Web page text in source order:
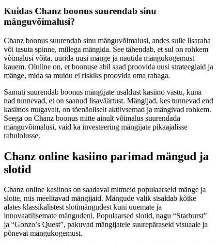
Kuidas Chanz boonus suurendab sinu
mänguvõimalusi?
Chanz boonus suurendab sinu mänguvõimalusi, andes sulle lisaraha
või tasuta spinne, millega mängida. See tähendab, et sul on rohkem
võimalusi võita, uurida uusi mänge ja nautida mängukogemust
kauem. Oluline on, et boonuse abil saad proovida uusi strateegiaid ja
mänge, mida sa muidu ei riskiks proovida oma rahaga.
Samuti suurendab boonus mängijate usaldust kasiino vastu, kuna
nad tunnevad, et on saanud lisaväärtust. Mängijad, kes tunnevad end
kasiinos mugavalt, on tõenäoliselt aktiivsemad ja mängivad rohkem.
Seega on Chanz boonus mitte ainult võimalus suurendada
mänguvõimalusi, vaid ka investeering mängijate pikaajalisse
rahulolusse.
Chanz online kasiino parimad mängud ja
slotid
Chanz online kasiinos on saadaval mitmeid populaarseid mänge ja
slotte, mis meelitavad mängijaid. Mängude valik sisaldab kõike
alates klassikalistest slotimängudest kuni uuemate ja
innovaatilisemate mängudeni. Populaarsed slotid, nagu “Starburst”
ja “Gonzo’s Quest”, pakuvad mängijatele suurepäraseid visuaale ja
põnevat mängukogemust.